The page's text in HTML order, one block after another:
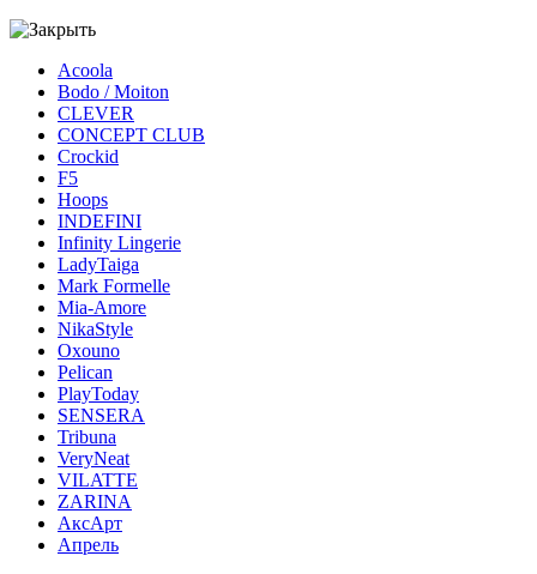
Acoola
Bodo / Moiton
CLEVER
CONCEPT CLUB
Crockid
F5
Hoops
INDEFINI
Infinity Lingerie
LadyTaiga
Mark Formelle
Mia-Amore
NikaStyle
Oxouno
Pelican
PlayToday
SENSERA
Tribuna
VeryNeat
VILATTE
ZARINA
АксАрт
Апрель